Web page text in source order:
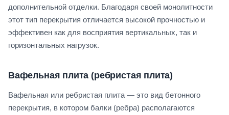
дополнительной отделки. Благодаря своей монолитности
этот тип перекрытия отличается высокой прочностью и
эффективен как для восприятия вертикальных, так и
горизонтальных нагрузок.
Вафельная плита (ребристая плита)
Вафельная или ребристая плита — это вид бетонного
перекрытия, в котором балки (ребра) располагаются